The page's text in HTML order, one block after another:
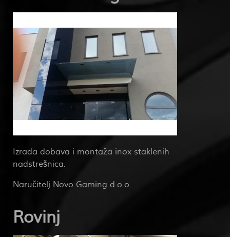
Izrada dobava i montaža inox staklenih
nadstrešnica.
Naručitelj Novo Gaming d.o.o.
Rovinj